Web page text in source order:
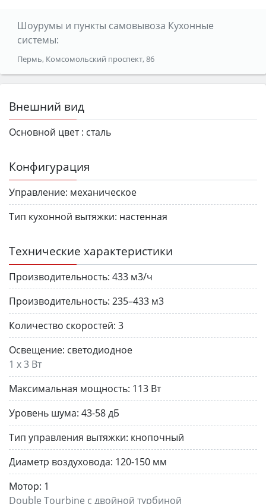
Шоурумы и пункты самовывоза Кухонные
системы:
Пермь, Комсомольский проспект, 86
Внешний вид
Основной цвет : сталь
Конфигурация
Управление: механическое
Тип кухонной вытяжки: настенная
Технические характеристики
Производительность: 433 м3/ч
Производительность: 235–433 м3
Количество скоростей: 3
Освещение: светодиодное
1 х 3 Вт
Максимальная мощность: 113 Вт
Уровень шума: 43-58 дБ
Тип управления вытяжки: кнопочный
Диаметр воздуховода: 120-150 мм
Мотор: 1
Double Tourbine с двойной турбиной